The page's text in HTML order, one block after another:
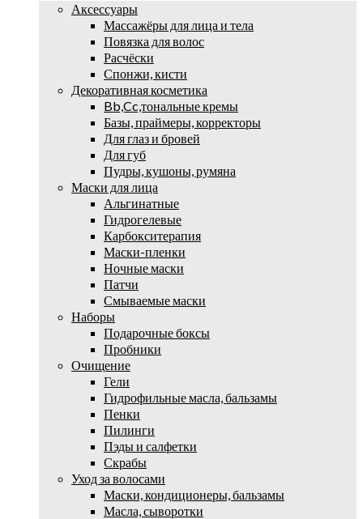
Аксессуары
Массажёры для лица и тела
Повязка для волос
Расчёски
Спонжи, кисти
Декоративная косметика
Bb,Cc,тональные кремы
Базы, праймеры, корректоры
Для глаз и бровей
Для губ
Пудры, кушоны, румяна
Маски для лица
Альгинатные
Гидрогелевые
Карбокситерапия
Маски-пленки
Ночные маски
Патчи
Смываемые маски
Наборы
Подарочные боксы
Пробники
Очищение
Гели
Гидрофильные масла, бальзамы
Пенки
Пилинги
Пэды и салфетки
Скрабы
Уход за волосами
Маски, кондиционеры, бальзамы
Масла, сыворотки